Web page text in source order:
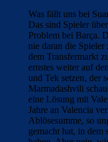
Was fällt uns bei
Das sind Spieler
Problem bei Barça.
nie daran die Spieler
dem Transfermarkt
ernstes weiter auf
und Tek setzen, der
Marmadashvili
eine Lösung mit
Jahre an Valencia
Ablösesumme, so
gemacht hat, in dem